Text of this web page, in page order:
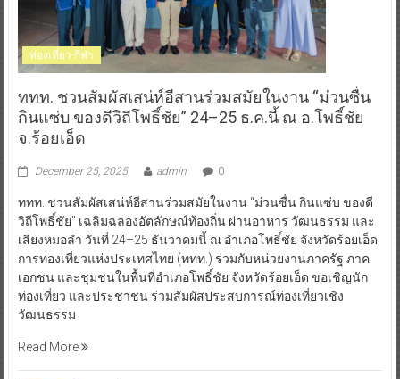
ท่องเที่ยว-กีฬา
ททท. ชวนสัมผัสเสน่ห์อีสานร่วมสมัยในงาน “ม่วนซื่น
กินแซ่บ ของดีวิถีโพธิ์ชัย” 24–25 ธ.ค.นี้ ณ อ.โพธิ์ชัย
จ.ร้อยเอ็ด
December 25, 2025 admin 0
ททท. ชวนสัมผัสเสน่ห์อีสานร่วมสมัยในงาน “ม่วนซื่น กินแซ่บ ของดี
วิถีโพธิ์ชัย” เฉลิมฉลองอัตลักษณ์ท้องถิ่น ผ่านอาหาร วัฒนธรรม และ
เสียงหมอลำ วันที่ 24–25 ธันวาคมนี้ ณ อำเภอโพธิ์ชัย จังหวัดร้อยเอ็ด
การท่องเที่ยวแห่งประเทศไทย (ททท.) ร่วมกับหน่วยงานภาครัฐ ภาค
เอกชน และชุมชนในพื้นที่อำเภอโพธิ์ชัย จังหวัดร้อยเอ็ด ขอเชิญนัก
ท่องเที่ยว และประชาชน ร่วมสัมผัสประสบการณ์ท่องเที่ยวเชิง
วัฒนธรรม
Read More